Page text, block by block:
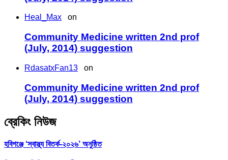
Heal_Max on
Community Medicine written 2nd prof
(July, 2014) suggestion
RdasatxFan13 on
Community Medicine written 2nd prof
(July, 2014) suggestion
ব্রেকিং নিউজ
হবিগঞ্জে ‘স্বাস্থ্য বিতর্ক-২০২৬’ অনুষ্ঠিত